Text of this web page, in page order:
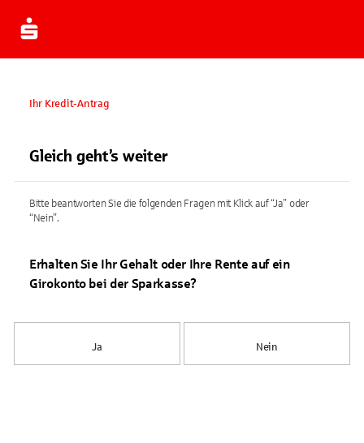
Ihr Kredit-Antrag
Gleich geht’s weiter
Bitte beantworten Sie die folgenden Fragen mit Klick auf “Ja” oder
“Nein”.
Erhalten Sie Ihr Gehalt oder Ihre Rente auf ein
Girokonto bei der Sparkasse?
Ja Nein